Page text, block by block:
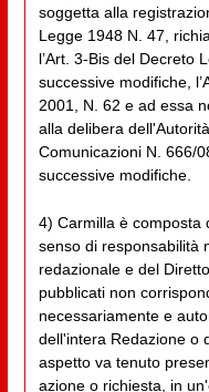
soggetta alla
Legge 1948 N. 47,
l’Art. 3-Bis del Decreto
successive modifiche,
2001, N. 62 e ad essa
alla delibera
Comunicazioni N. 666/
successive modifiche.
4) Carmilla è composta
senso di responsabilità
redazionale e del
pubblicati non
necessariamente e
dell'intera Redazione o
aspetto va tenuto
azione o richiesta, in